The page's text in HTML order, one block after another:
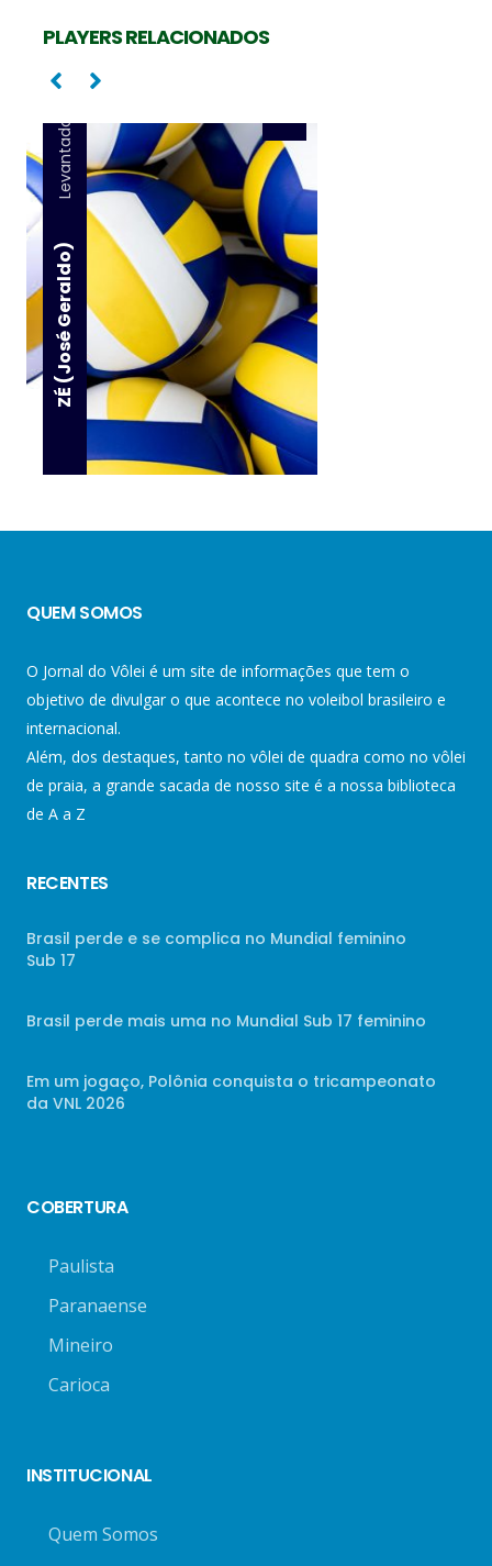
PLAYERS RELACIONADOS
ZÉ (José Geraldo)
Levantador
QUEM SOMOS
O Jornal do Vôlei é um site de informações que tem o
objetivo de divulgar o que acontece no voleibol brasileiro e
internacional.
Além, dos destaques, tanto no vôlei de quadra como no vôlei
de praia, a grande sacada de nosso site é a nossa biblioteca
de A a Z
RECENTES
Brasil perde e se complica no Mundial feminino
Sub 17
Brasil perde mais uma no Mundial Sub 17 feminino
Em um jogaço, Polônia conquista o tricampeonato
da VNL 2026
COBERTURA
Paulista
Paranaense
Mineiro
Carioca
INSTITUCIONAL
Quem Somos